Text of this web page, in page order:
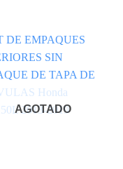
AGOTADO